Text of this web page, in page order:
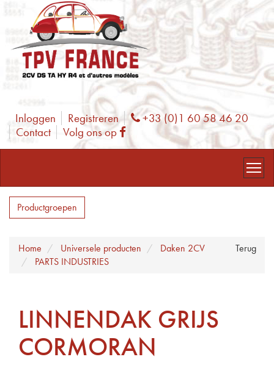
Inloggen Registreren Phone
+33 (0)1 60 58 46 20
Contact
Volg ons op Facebook
Productgroepen
Terug
Home Universele producten
Daken 2CV
PARTS INDUSTRIES
LINNENDAK GRIJS
CORMORAN